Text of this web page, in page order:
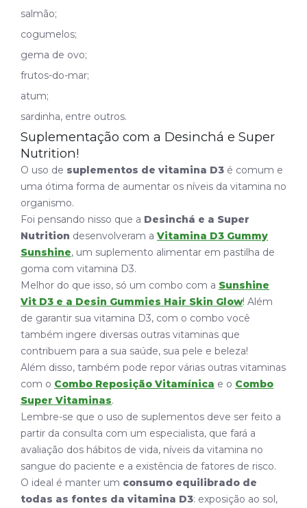
salmão;
cogumelos;
gema de ovo;
frutos-do-mar;
atum;
sardinha, entre outros.
Suplementação com a Desinchá e Super
Nutrition!
O uso de suplementos de vitamina D3 é comum e
uma ótima forma de aumentar os níveis da vitamina no
organismo.
Foi pensando nisso que a Desinchá e a Super
Nutrition desenvolveram a Vitamina D3 Gummy
Sunshine, um suplemento alimentar em pastilha de
goma com vitamina D3.
Melhor do que isso, só um combo com a Sunshine
Vit D3 e a Desin Gummies Hair Skin Glow! Além
de garantir sua vitamina D3, com o combo você
também ingere diversas outras vitaminas que
contribuem para a sua saúde, sua pele e beleza!
Além disso, também pode repor várias outras vitaminas
com o Combo Reposição Vitamínica e o Combo
Super Vitaminas.
Lembre-se que o uso de suplementos deve ser feito a
partir da consulta com um especialista, que fará a
avaliação dos hábitos de vida, níveis da vitamina no
sangue do paciente e a existência de fatores de risco.
O ideal é manter um consumo equilibrado de
todas as fontes da vitamina D3: exposição ao sol,